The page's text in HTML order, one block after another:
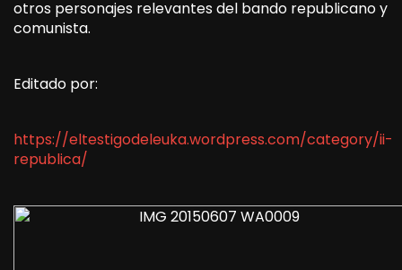
otros personajes relevantes del bando republicano y
comunista.
Editado por:
https://eltestigodeleuka.wordpress.com/category/ii-
republica/